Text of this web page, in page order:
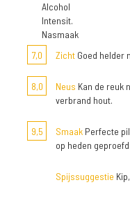
Alcohol
Intensit.
Nasmaak
7,0
Zicht Goed helder
8,0 Neus Kan de reuk
verbrand hout.
9,5 Smaak Perfecte
op heden geproefd
Spijssuggestie